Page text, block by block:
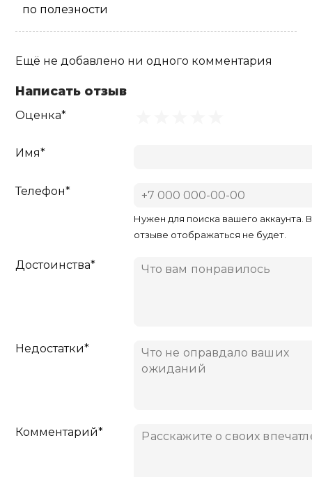
по полезности
Ещё не добавлено ни одного комментария
Написать отзыв
Оценка*
Имя*
Телефон*
Нужен для поиска вашего аккаунта. В
отзыве отображаться не будет.
Достоинства*
Недостатки*
Комментарий*